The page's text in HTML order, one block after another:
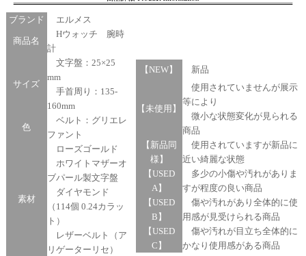
ブランド エルメス
商品名
Hウォッチ 腕時
計
サイズ
文字盤：25×25
mm
手首周り：135-
160mm
色
ベルト：グリエレ
ファント
素材
ローズゴールド
ホワイトマザーオ
ブパール製文字盤
ダイヤモンド
（114個 0.24カラッ
ト）
レザーベルト（ア
リゲーターリセ）
【NEW】 新品
【未使用】
使用されていませんが展示
等により
微小な状態変化が見られる
商品
【新品同
様】
使用されていますが新品に
近い綺麗な状態
【USED
A】
多少の小傷や汚れがありま
すが程度の良い商品
【USED
B】
傷や汚れがあり全体的に使
用感が見受けられる商品
【USED
C】
傷や汚れが目立ち全体的に
かなり使用感がある商品